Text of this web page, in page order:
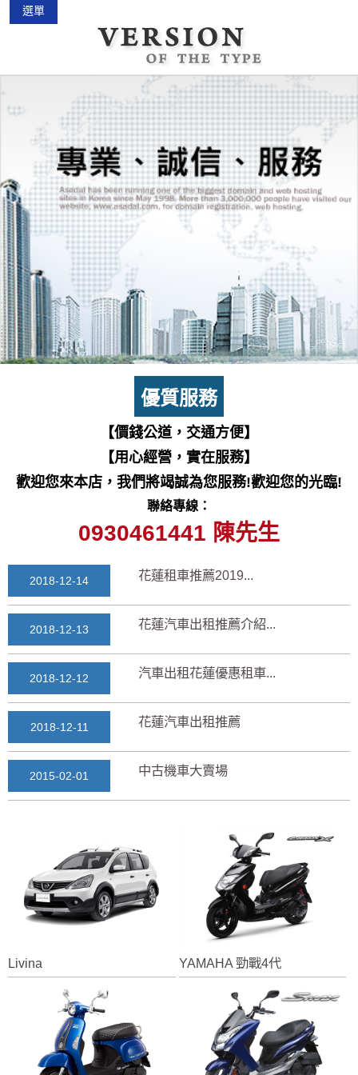
選單
優質服務
【價錢公道，交通方便】
【用心經營，實在服務】
歡迎您來本店，我們將竭誠為您服務!歡迎您的光臨!
聯絡專線：
0930461441 陳先生
2015-02-01
2018-03-16 花蓮景點2018地圖...
七星潭風景區美景介紹...
三日遊景點行程規劃景...
2018-03-12 花蓮自由行自助行程
2025-11-17 通水管後排水變快？背...
2018-12-14 花蓮租車推薦2019...
2018-12-13 花蓮汽車出租推薦介紹...
2018-12-12 汽車出租花蓮優惠租車...
2018-12-11 花蓮汽車出租推薦
2015-02-01 中古機車大賣場
2018-03-15 七星潭風景區美景介紹...
2018-03-13 三日遊景點行程規劃景...
2018-03-12 花蓮自由行自助行程
2025-11-17 通水管後排水變快？背...
2018-12-14 花蓮租車推薦2019...
Livina YAMAHA 勁戰4代